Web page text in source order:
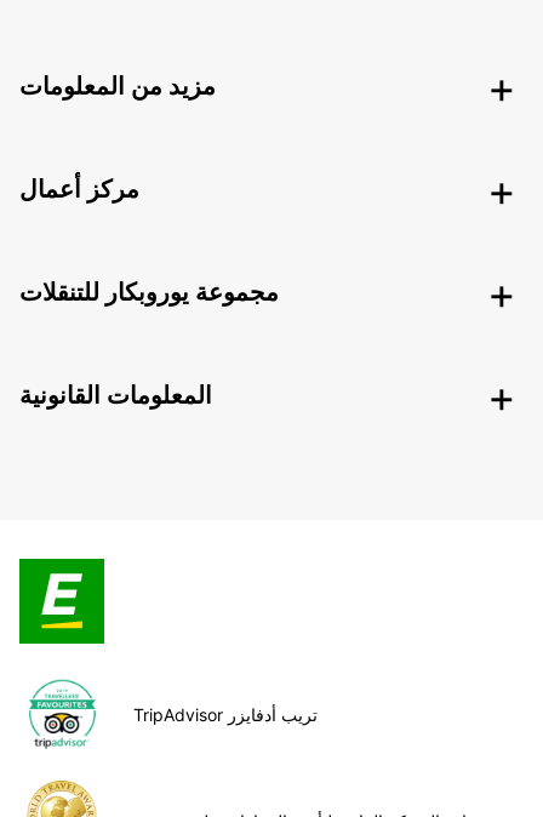
مزيد من المعلومات
مركز أعمال
مجموعة يوروبكار للتنقلات
المعلومات القانونية
TripAdvisor تريب أدفايزر